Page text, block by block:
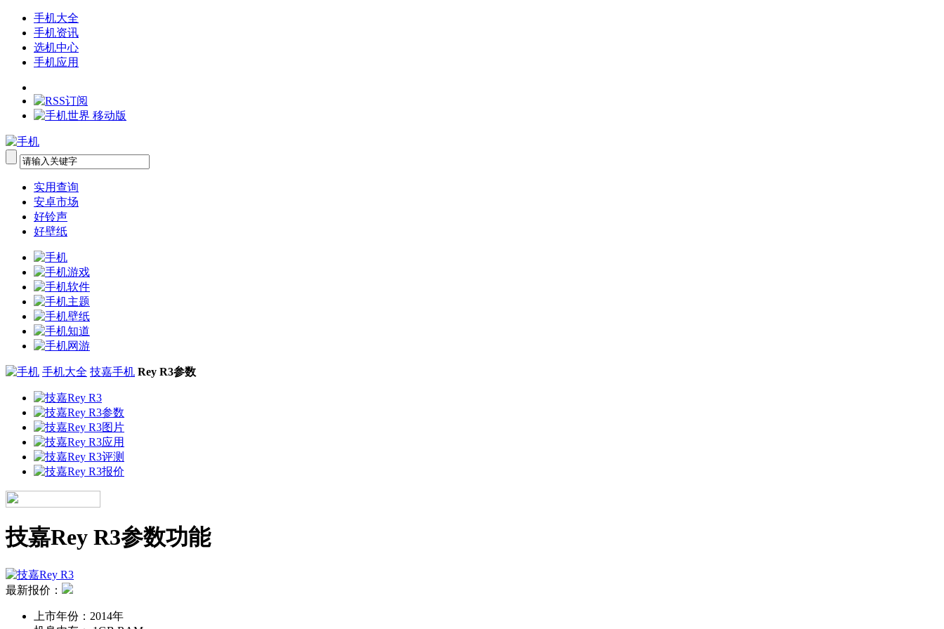
手机大全
手机资讯
选机中心
手机应用
实用查询
安卓市场
好铃声
好壁纸
手机大全 技嘉手机 Rey R3参数
技嘉Rey R3参数功能
最新报价：
上市年份： 2014年